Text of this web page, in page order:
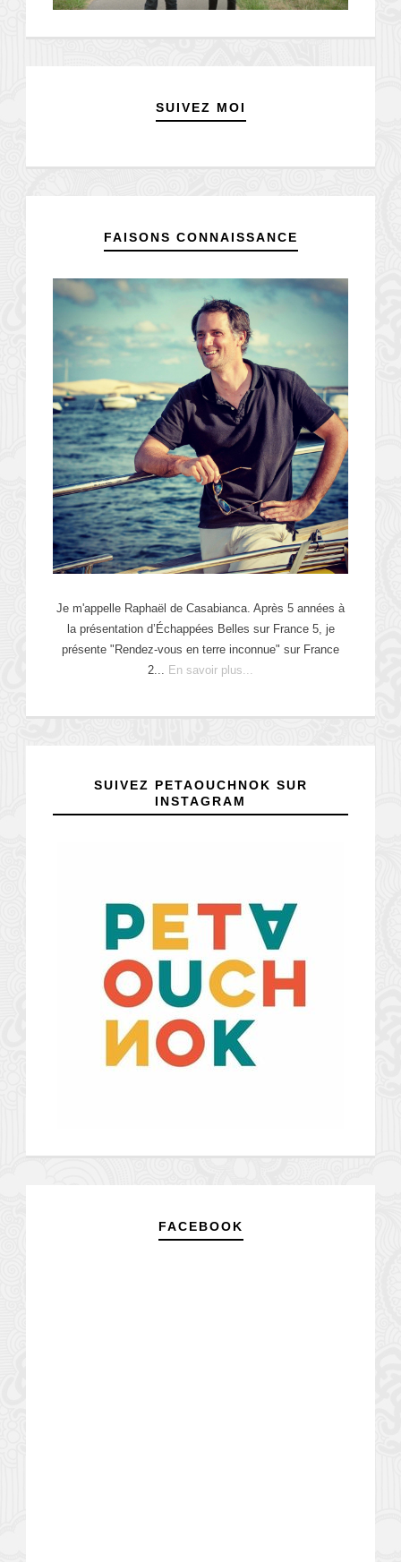
SUIVEZ MOI
FAISONS CONNAISSANCE
Je m'appelle Raphaël de Casabianca. Après 5 années à
la présentation d’Échappées Belles sur France 5, je
présente "Rendez-vous en terre inconnue" sur France
2... En savoir plus...
SUIVEZ PETAOUCHNOK SUR
INSTAGRAM
FACEBOOK